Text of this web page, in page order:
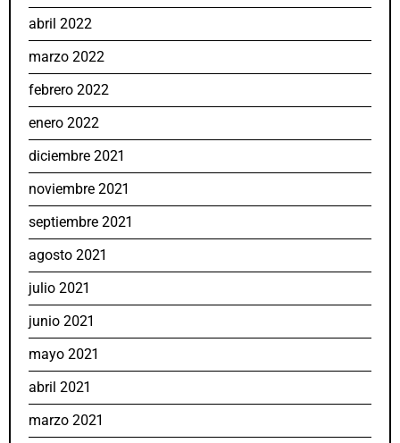
abril 2022
marzo 2022
febrero 2022
enero 2022
diciembre 2021
noviembre 2021
septiembre 2021
agosto 2021
julio 2021
junio 2021
mayo 2021
abril 2021
marzo 2021